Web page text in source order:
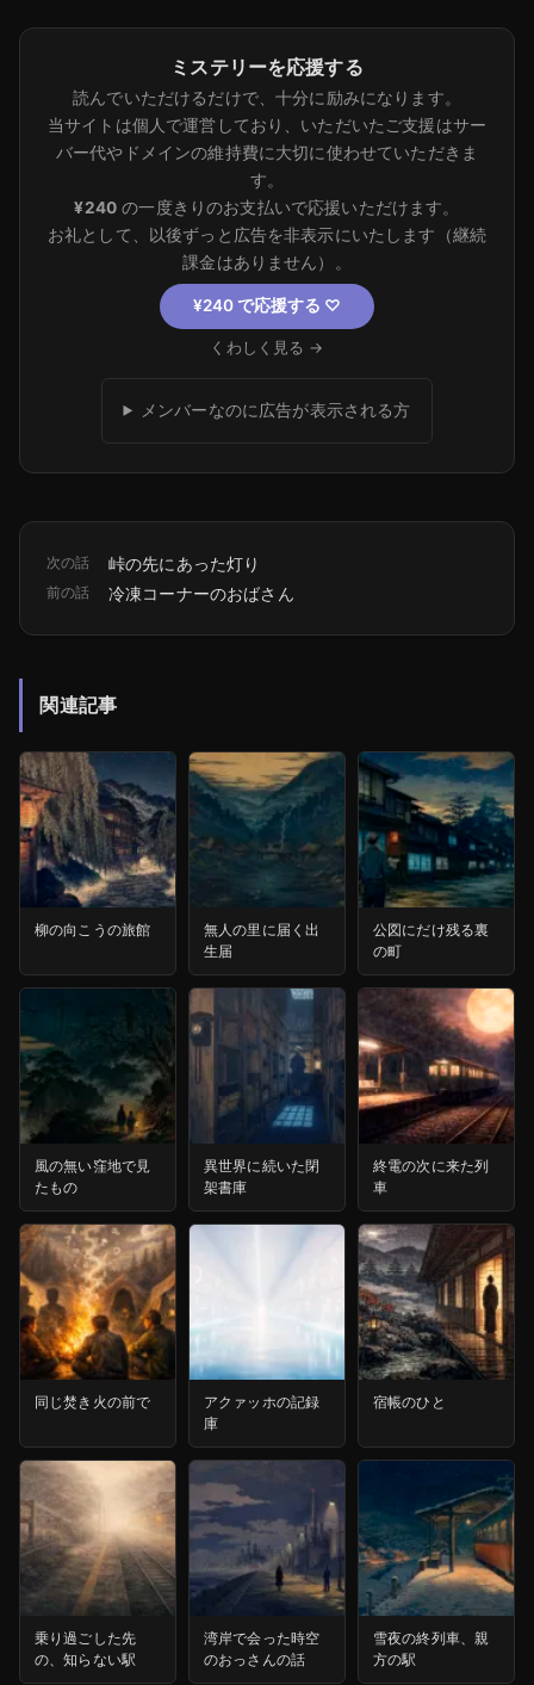
ミステリーを応援する
読んでいただけるだけで、十分に励みになります。
当サイトは個人で運営しており、いただいたご支援はサー
バー代やドメインの維持費に大切に使わせていただきま
す。
¥240 の一度きりのお支払いで応援いただけます。
お礼として、以後ずっと広告を非表示にいたします（継続
課金はありません）。
¥240 で応援する ♡
くわしく見る →
メンバーなのに広告が表示される方
次の話 峠の先にあった灯り
前の話 冷凍コーナーのおばさん
関連記事
柳の向こうの旅館
無人の里に届く出
生届
公図にだけ残る裏
の町
風の無い窪地で見
たもの
異世界に続いた閉
架書庫
終電の次に来た列
車
同じ焚き火の前で
アクァッホの記録
庫
宿帳のひと
乗り過ごした先
の、知らない駅
湾岸で会った時空
のおっさんの話
雪夜の終列車、親
方の駅